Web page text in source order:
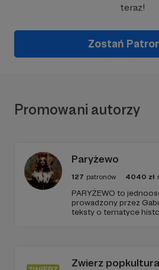
teraz!
Zostań
Promowani autorzy
Paryżewo
127 patronów 4040 zł
PARYŻEWO to
prowadzony przez
teksty o tematyce
Zwierz